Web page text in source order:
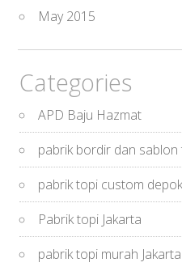
May 2015
Categories
APD Baju Hazmat
pabrik bordir dan sablon
pabrik topi custom
Pabrik topi Jakarta
pabrik topi murah Jakarta